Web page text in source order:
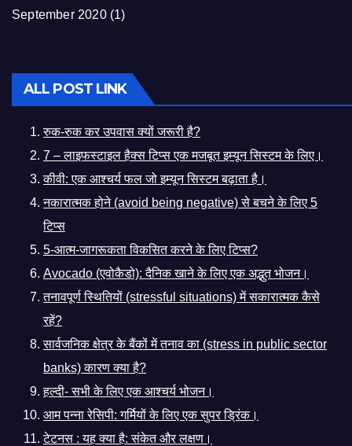
September 2020(1)
ALL POST LINK
रुक-रुक कर उपवास क्यों जरूरी है?
7 – लाइफस्टाइल हैक्स टिप्स एक मजबूत इम्यून सिस्टम के लिए।
कीवी: एक आश्चर्य फल जो इम्यून सिस्टम बढ़ाता है।
नकारात्मक होने (avoid being negative) से बचने के लिए 5
टिप्स
5-आत्म-जागरूकता विकसित करने के लिए टिप्स?
Avocado (एवोकैडो): दैनिक खाने के लिए एक अद्भुत भोजन।
तनावपूर्ण स्थितियों (stressful situations) में सकारात्मक कैसे
रहें?
सार्वजनिक क्षेत्र के बैंकों में तनाव का (stress in public sector
banks) कारण क्या है?
हल्दी- सभी के लिए एक आश्चर्य भोजन।
आम पन्ना रेसिपी: गर्मियों के लिए एक सुपर ड्रिंक।
टेटनस : यह क्या है: संकेत और लक्षण।